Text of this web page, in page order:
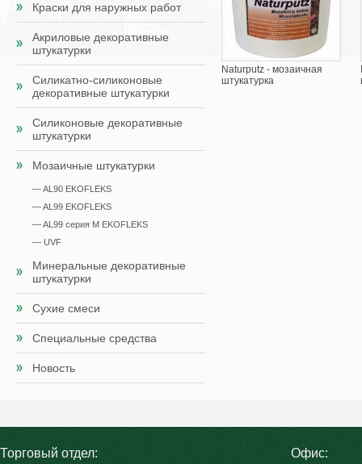
Краски для наружных работ
Акриловые декоративные
штукатурки
Силикатно-силиконовые
декоративные штукатурки
Силиконовые декоративные
штукатурки
Мозаичные штукатурки
— AL90 EKOFLEKS
— AL99 EKOFLEKS
— AL99 серия M EKOFLEKS
— UVF
Минеральные декоративные
штукатурки
Сухие смеси
Специальные средства
Новость
Naturputz - мозаичная
штукатурка
Торговый отдел: Офис: